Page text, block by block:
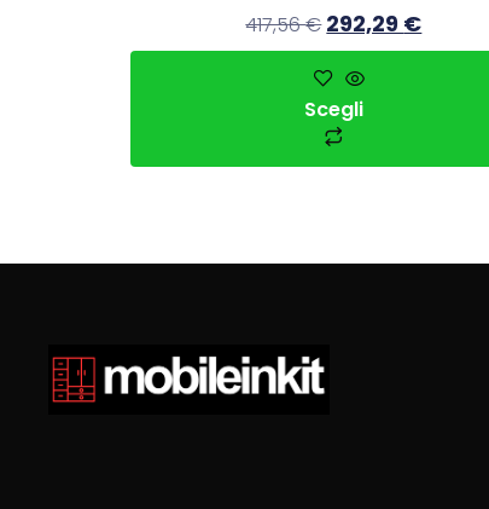
417,56€ 292,29 €
Scegli